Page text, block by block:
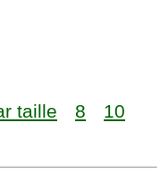
taille 8
10